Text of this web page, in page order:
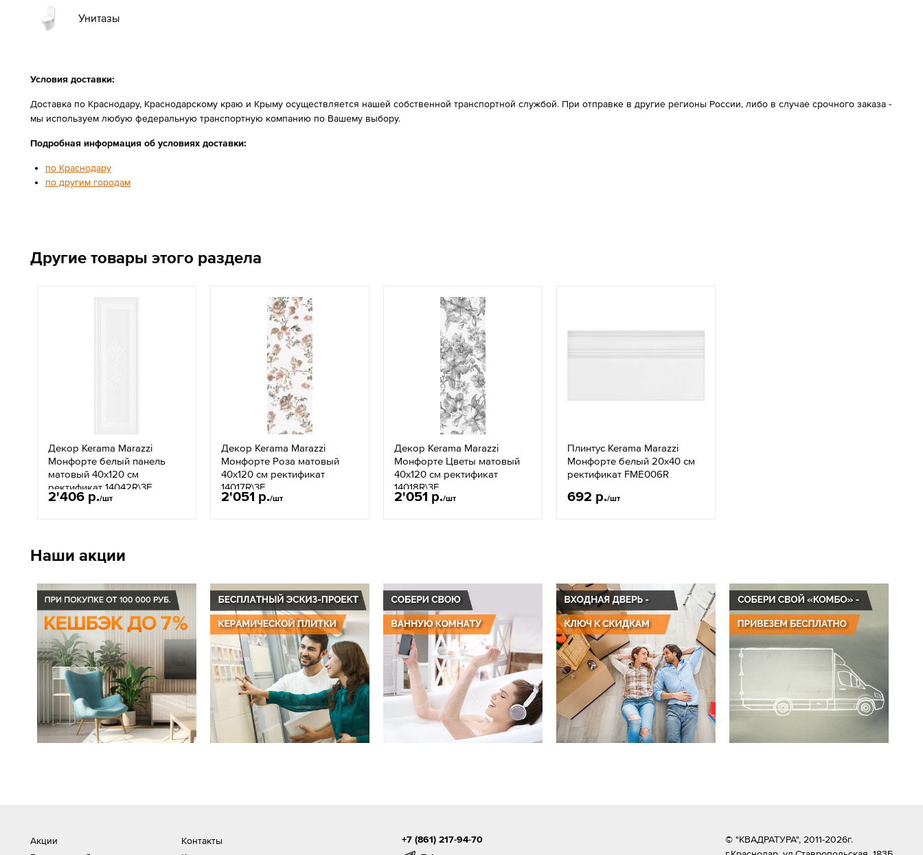
Унитазы
Условия доставки:
Доставка по Краснодару, Краснодарскому краю и Крыму осуществляется нашей собственной транспортной службой. При отправке в другие регионы России, либо в случае срочного заказа -
мы используем любую федеральную транспортную компанию по Вашему выбору.
Подробная информация об условиях доставки:
по Краснодару
по другим городам
Другие товары этого раздела
Декор Kerama Marazzi
Монфорте белый панель
матовый 40х120 см
ректификат 14042R\3F
2'406 р./шт
Декор Kerama Marazzi
Монфорте Роза матовый
40х120 см ректификат
14017R\3F
2'051 р./шт
Декор Kerama Marazzi
Монфорте Цветы матовый
40х120 см ректификат
14018R\3F
2'051 р./шт
Плинтус Kerama Marazzi
Монфорте белый 20x40 см
ректификат FME006R
692 р./шт
Наши акции
Акции
Контакты
+7 (861) 217-94-70
© "КВАДРАТУРА", 2011-2026г.